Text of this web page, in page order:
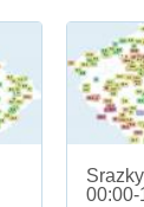
00:00-